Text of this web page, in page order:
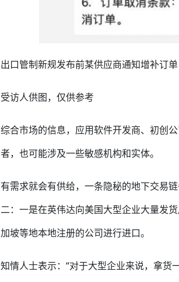
出口管制新规发布前某供应商通知增补订单
受访人供图，仅供参考
综合市场的信息，应用软件开发商、初创
者，也可能涉及一些敏感机构和实体。
有需求就会有供给，一条隐秘的地下交易
二：一是在英伟达向美国大型企业大量发
加坡等地本地注册的公司进行进口。
知情人士表示：“对于大型企业来说，拿